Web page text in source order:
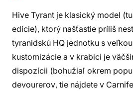
Hive Tyrant je klasický model
edície), ktorý našťastie príliš
tyranidskú HQ jednotku s
kustomizácie a v krabici je
dispozícii (bohužiaľ okrem
devourerov, tie nájdete v